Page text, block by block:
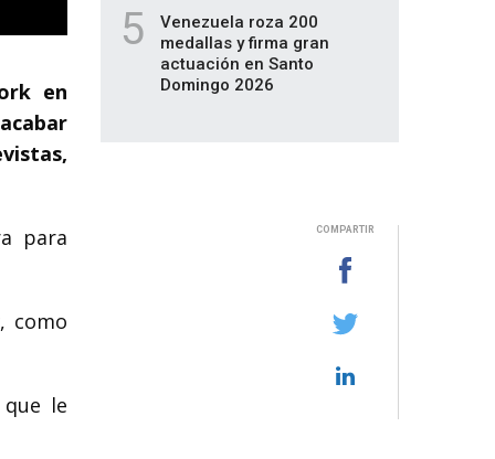
en
para
como
le
5
Venezuela roza 200
medallas y firma gran
actuación en Santo
Domingo 2026
COMPARTIR